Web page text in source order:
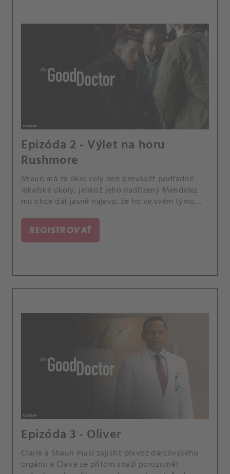
Epizóda 2 - Výlet na horu
Rushmore
Shaun má za úkol celý den provádět podřadné
lékařské úkoly, jelikož jeho nadřízený Mendelez
mu chce dát jasně najevo, že ho ve svém týmu
vážně a někomu, kdo má být už propuštěn
objedná drahá, zbytečná vyšetření.
REGISTROVAŤ
Epizóda 3 - Oliver
Claire a Shaun musí zajistit převoz dárcovského
orgánu a Claire se přitom snaží porozumět